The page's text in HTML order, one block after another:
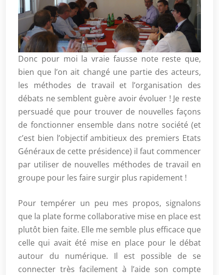
Donc pour moi la vraie fausse note reste que,
bien que l’on ait changé une partie des acteurs,
les méthodes de travail et l’organisation des
débats ne semblent guère avoir évoluer ! Je reste
persuadé que pour trouver de nouvelles façons
de fonctionner ensemble dans notre société (et
c’est bien l’objectif ambitieux des premiers Etats
Généraux de cette présidence) il faut commencer
par utiliser de nouvelles méthodes de travail en
groupe pour les faire surgir plus rapidement !
Pour tempérer un peu mes propos, signalons
que la plate forme collaborative mise en place est
plutôt bien faite. Elle me semble plus efficace que
celle qui avait été mise en place pour le débat
autour du numérique. Il est possible de se
connecter très facilement à l’aide son compte